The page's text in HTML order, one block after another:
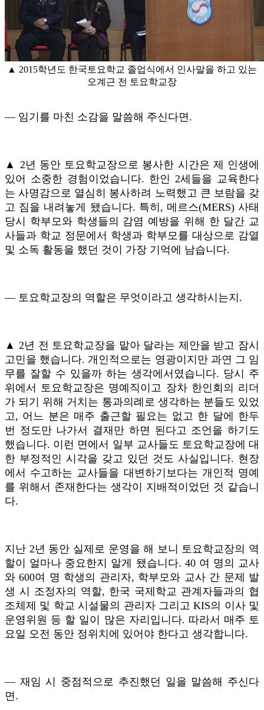
▲ 2015학년도 한국토요학교 졸업식에서 인사말을 하고 있는
오계근 전 토요학교장
― 임기를 마친 소감을 말씀해 주신다면.
▲ 2년 동안 토요학교장으로 봉사한 시간은 제 인생에
있어 소중한 경험이었습니다. 한인 2세들을 교육한다
는 사명감으로 열심히 봉사하려 노력했고 큰 보람을 갖
고 짐을 내려놓게 됐습니다. 특히, 메르스(MERS) 사태
당시 학부모와 학생들의 감염 예방을 위해 한 달간 교
사들과 학교 정문에서 학생과 학부모를 대상으로 감열
및 소독 활동을 했던 것이 가장 기억에 남습니다.
― 토요학교장의 역할은 무엇이라고 생각하시는지.
▲ 2년 전 토요학교장을 맡아 달라는 제안을 받고 잠시
고민을 했습니다. 개인적으로는 영광이지만 과연 그 임
무를 잘할 수 있을까 하는 생각에서였습니다. 당시 주
위에서 토요학교장은 명예직이고 장차 한인회의 리더
가 되기 위해 거치는 통과의례로 생각하는 분들도 있었
고, 어느 분은 매주 출근할 필요는 없고 한 달에 한두
번 정도만 나가서 결재만 하면 된다고 조언을 하기도
했습니다. 이런 면에서 일부 교사들도 토요학교장에 대
한 부정적인 시각을 갖고 있던 것도 사실입니다. 현장
에서 수고하는 교사들을 대변하기보다는 개인적 명예
를 위해서 존재한다는 생각이 지배적이었던 것 같습니
다.
지난 2년 동안 실제로 운영을 해 보니 토요학교장의 역
할이 얼마나 중요한지 알게 됐습니다. 40 여 명의 교사
와 600여 명 학생의 관리자, 학부모와 교사 간 문제 발
생 시 조정자의 역할, 한국 국제학교 관계자들과의 협
조체제 및 학교 시설물의 관리자 그리고 KIS의 이사 및
운영위원 등 할 일이 많은 자리입니다. 따라서 매주 토
요일 오전 동안 정위치에 있어야 한다고 생각합니다.
― 재임 시 중점적으로 추진했던 일을 말씀해 주신다
면.